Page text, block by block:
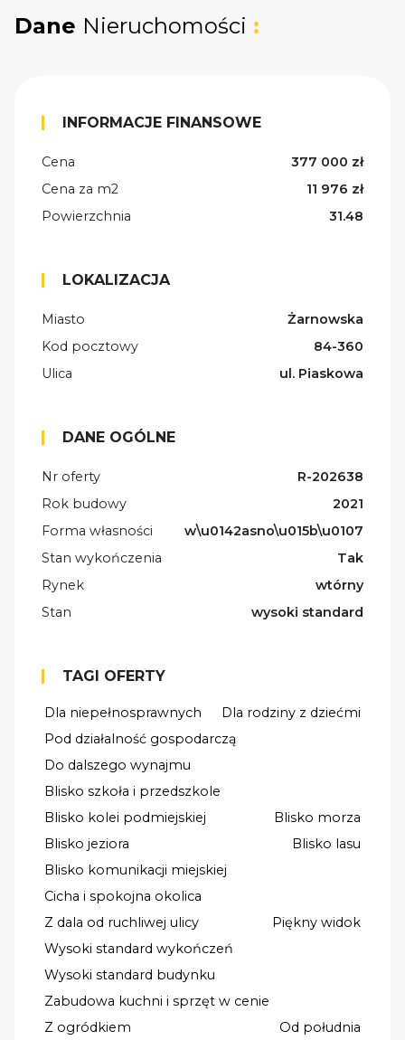
Dane Nieruchomości :
INFORMACJE FINANSOWE
Cena
377 000 zł
Cena za m2
11 976 zł
Powierzchnia
31.48
LOKALIZACJA
Miasto
Żarnowska
Kod pocztowy
84-360
Ulica
ul. Piaskowa
DANE OGÓLNE
Nr oferty
R-202638
Rok budowy
2021
Forma własności
w\u0142asno\u015b\u0107
Stan wykończenia
Tak
Rynek
wtórny
Stan
wysoki standard
TAGI OFERTY
Dla niepełnosprawnych
Dla rodziny z dziećmi
Pod działalność gospodarczą
Do dalszego wynajmu
Blisko szkoła i przedszkole
Blisko kolei podmiejskiej
Blisko morza
Blisko jeziora
Blisko lasu
Blisko komunikacji miejskiej
Cicha i spokojna okolica
Z dala od ruchliwej ulicy
Piękny widok
Wysoki standard wykończeń
Wysoki standard budynku
Zabudowa kuchni i sprzęt w cenie
Z ogródkiem
Od południa